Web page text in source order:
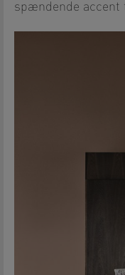
spændende accent